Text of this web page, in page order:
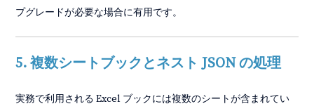
プグレードが必要な場合に有用です。
5. 複数シートブックとネスト JSON の処理
実務で利用される Excel ブックには複数のシートが含まれてい